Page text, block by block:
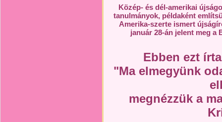
Közép- és dél-amerikai
tanulmányok, példaként
Amerika-szerte ismert
január 28-án jelent meg a
Ebben ezt
"Ma elmegyünk
megnézzük a